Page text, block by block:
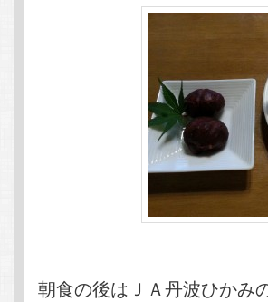
朝食の後はＪＡ丹波ひかみ